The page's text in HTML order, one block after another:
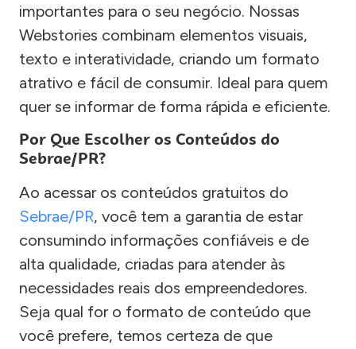
importantes para o seu negócio. Nossas
Webstories combinam elementos visuais,
texto e interatividade, criando um formato
atrativo e fácil de consumir. Ideal para quem
quer se informar de forma rápida e eficiente.
Por Que Escolher os Conteúdos do
Sebrae/PR?
Ao acessar os conteúdos gratuitos do
Sebrae/PR, você tem a garantia de estar
consumindo informações confiáveis e de
alta qualidade, criadas para atender às
necessidades reais dos empreendedores.
Seja qual for o formato de conteúdo que
você prefere, temos certeza de que